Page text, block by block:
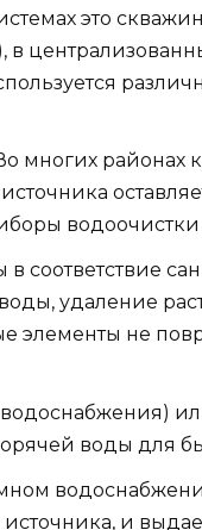
это
в
многих районах
соответствие
удаление
элементы не
воды для
и